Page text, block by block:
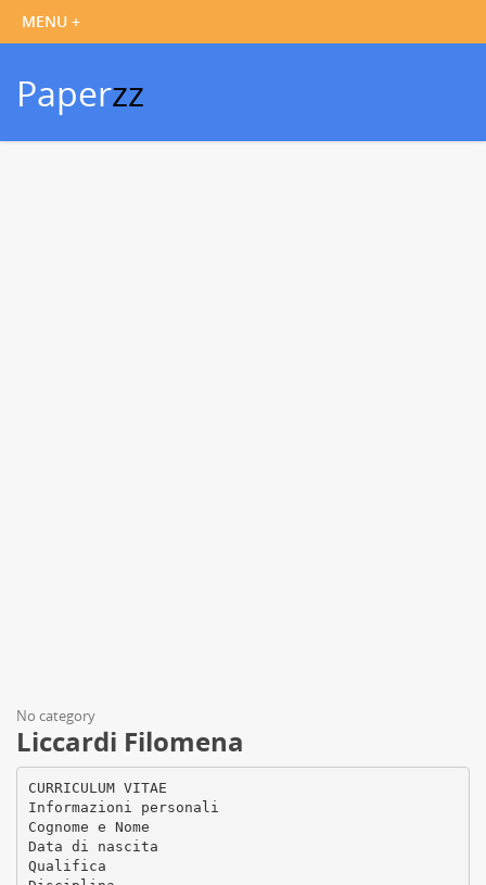
Paperzz
No category
Liccardi Filomena
CURRICULUM VITAE
Informazioni personali
Cognome e Nome
Data di nascita
Qualifica